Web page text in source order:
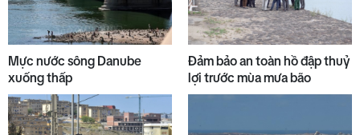
Mực nước sông Danube
xuống thấp
Đảm bảo an toàn hồ đập thuỷ
lợi trước mùa mưa bão